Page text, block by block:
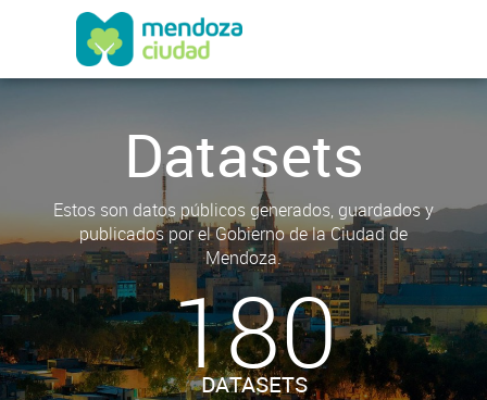
Datasets
Estos son datos públicos generados, guardados y
publicados por el Gobierno de la Ciudad de
Mendoza.
180
DATASETS